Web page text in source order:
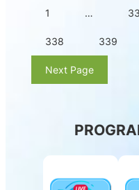
1 …
338 339
Next Page